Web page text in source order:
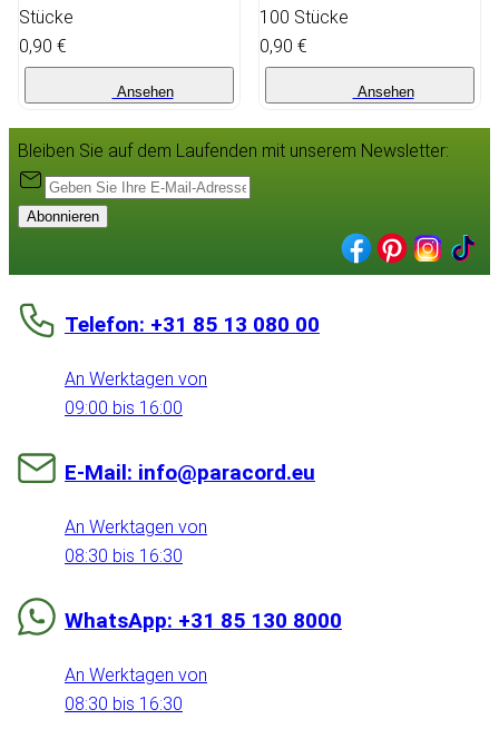
Stücke
0,90 €
Ansehen
100 Stücke
0,90 €
Ansehen
Bleiben Sie auf dem Laufenden mit unserem Newsletter:
Abonnieren
Telefon: +31 85 13 080 00
An Werktagen von
09:00 bis 16:00
E-Mail: info@paracord.eu
An Werktagen von
08:30 bis 16:30
WhatsApp: +31 85 130 8000
An Werktagen von
08:30 bis 16:30